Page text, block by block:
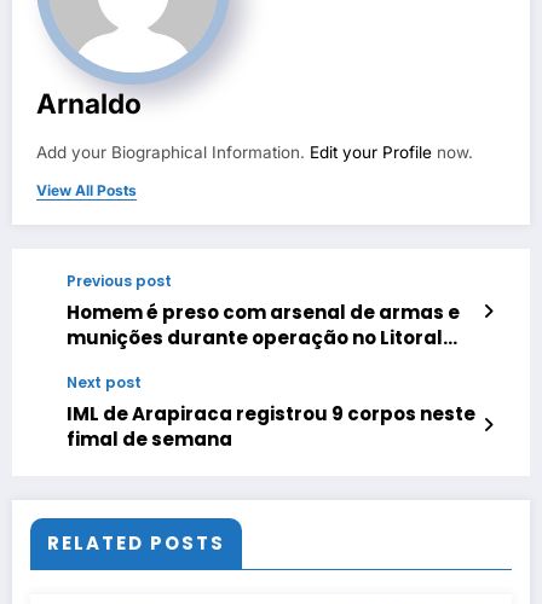
Arnaldo
Add your Biographical Information. Edit your Profile now.
View All Posts
Previous post
Homem é preso com arsenal de armas e
munições durante operação no Litoral
Next post
IML de Arapiraca registrou 9 corpos neste
fimal de semana
RELATED POSTS